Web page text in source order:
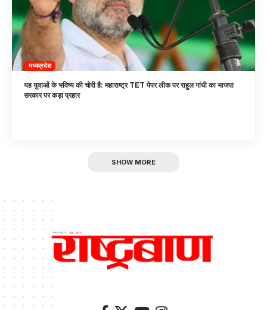
मध्यप्रदेश
यह युवाओं के भविष्य की चोरी है: महाराष्ट्र TET पेपर लीक पर राहुल गांधी का भाजपा
सरकार पर कड़ा प्रहार
SHOW MORE